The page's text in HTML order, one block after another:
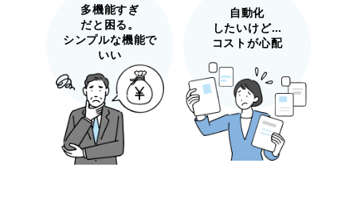
多機能すぎ
だと困る。
シンプルな機能で
いい
自動化
したいけど…
コストが心配